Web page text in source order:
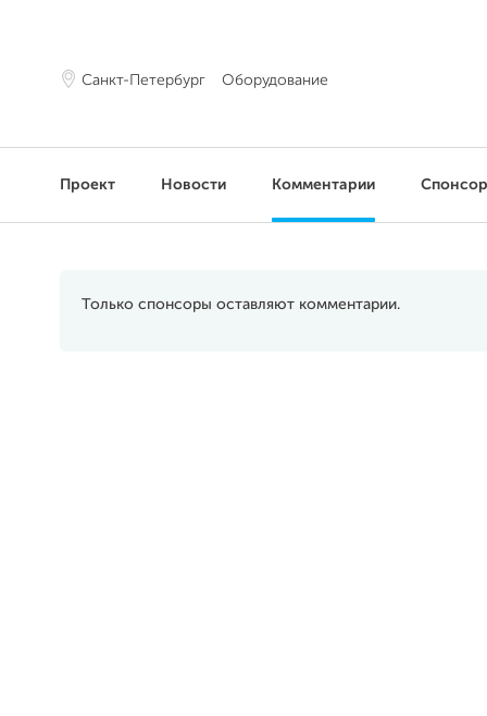
Санкт-Петербург Оборудование
Проект Новости Комментарии
Только спонсоры оставляют комментарии.